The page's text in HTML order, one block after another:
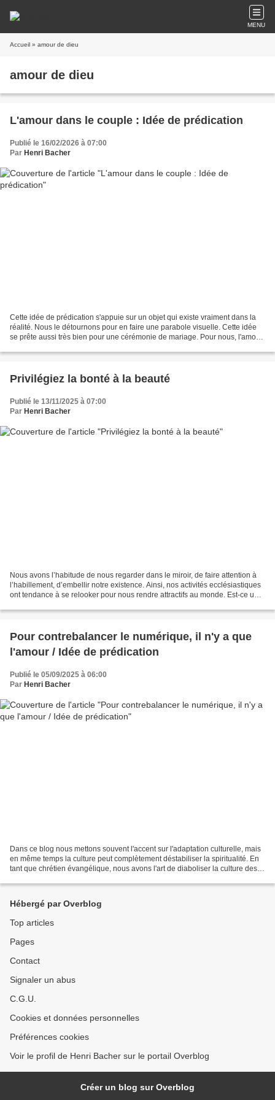
MENU
Accueil » amour de dieu
amour de dieu
L'amour dans le couple : Idée de prédication
Publié le 16/02/2026 à 07:00
Par Henri Bacher
Cette idée de prédication s'appuie sur un objet qui existe vraiment dans la
réalité. Nous le détournons pour en faire une parabole visuelle. Cette idée
se prête aussi très bien pour une cérémonie de mariage. Pour nous, l'amour,
Privilégiez la bonté à la beauté
Publié le 13/11/2025 à 07:00
Par Henri Bacher
Nous avons l’habitude de nous regarder dans le miroir, de faire attention à
l’habillement, d’embellir notre existence. Ainsi, nos activités ecclésiastiques
ont tendance à se relooker pour nous rendre attractifs au monde. Est-ce une
Pour contrebalancer le numérique, il n'y a que
l'amour / Idée de prédication
Publié le 05/09/2025 à 06:00
Par Henri Bacher
Dans ce blog nous mettons souvent l'accent sur l'adaptation culturelle, mais
en même temps la culture peut complètement déstabiliser la spiritualité. En
tant que chrétien évangélique, nous avons l'art de diaboliser la culture des
Hébergé par Overblog
Top articles
Pages
Contact
Signaler un abus
C.G.U.
Cookies et données personnelles
Préférences cookies
Voir le profil de Henri Bacher sur le portail Overblog
Créer un blog sur Overblog